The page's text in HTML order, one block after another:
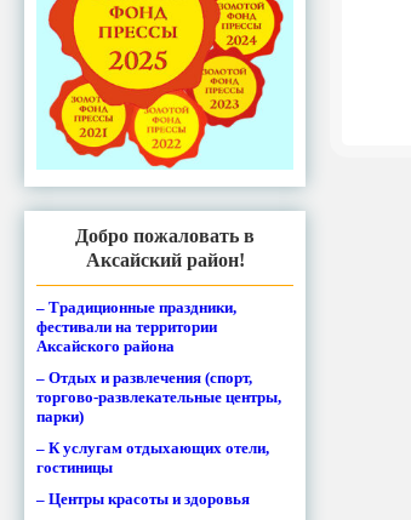
Добро пожаловать в
Аксайский район!
– Традиционные праздники,
фестивали на территории
Аксайского района
– Отдых и развлечения (спорт,
торгово-развлекательные центры,
парки)
– К услугам отдыхающих отели,
гостиницы
– Центры красоты и здоровья